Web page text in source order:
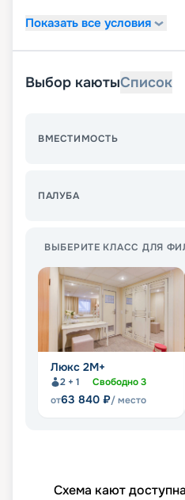
Показать все условия
Выбор каютыСписок
ВМЕСТИМОСТЬ
ПАЛУБА
ВЫБЕРИТЕ КЛАСС ДЛЯ
Люкс 2М+
2 + 1 Свободно3
от63 840 ₽/ место
Схема кают